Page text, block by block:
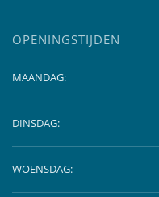
OPENINGSTIJDEN
MAANDAG:
DINSDAG:
WOENSDAG: